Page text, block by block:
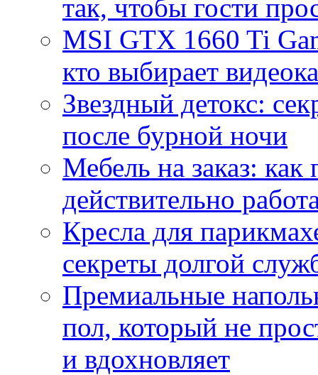
так, чтобы гости
MSI GTX 1660 Ti
кто выбирает
Звездный детокс:
после бурной ночи
Мебель на заказ:
действительно
Кресла для
секреты долгой
Премиальные
пол, который не
и вдохновляет